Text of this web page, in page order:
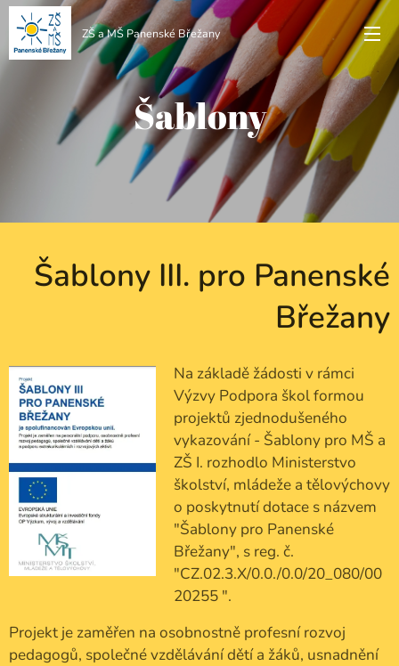
ZŠ a MŠ Panenské Břežany
Šablony
Šablony III. pro Panenské
Břežany
Na základě žádosti v rámci
Výzvy Podpora škol formou
projektů zjednodušeného
vykazování - Šablony pro MŠ a
ZŠ I. rozhodlo Ministerstvo
školství, mládeže a tělovýchovy
o poskytnutí dotace s názvem
"Šablony pro Panenské
Břežany", s reg. č.
"CZ.02.3.X/0.0./0.0/20_080/00
20255 ".
Projekt je zaměřen na osobnostně profesní rozvoj
pedagogů, společné vzdělávání dětí a žáků, usnadnění